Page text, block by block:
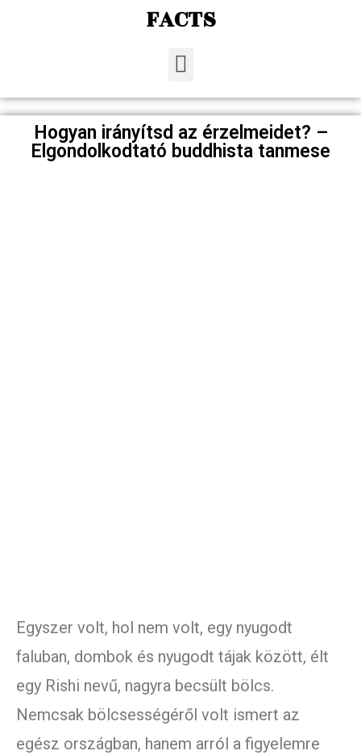
FACTS
Hogyan irányítsd az érzelmeidet? –
Elgondolkodtató buddhista tanmese
Egyszer volt, hol nem volt, egy nyugodt
faluban, dombok és nyugodt tájak között, élt
egy Rishi nevű, nagyra becsült bölcs.
Nemcsak bölcsességéről volt ismert az
egész országban, hanem arról a figyelemre